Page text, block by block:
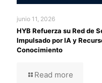
junio 11, 2026
HYB Refuerza su Red de
Impulsado por IA y
Conocimiento
Read more